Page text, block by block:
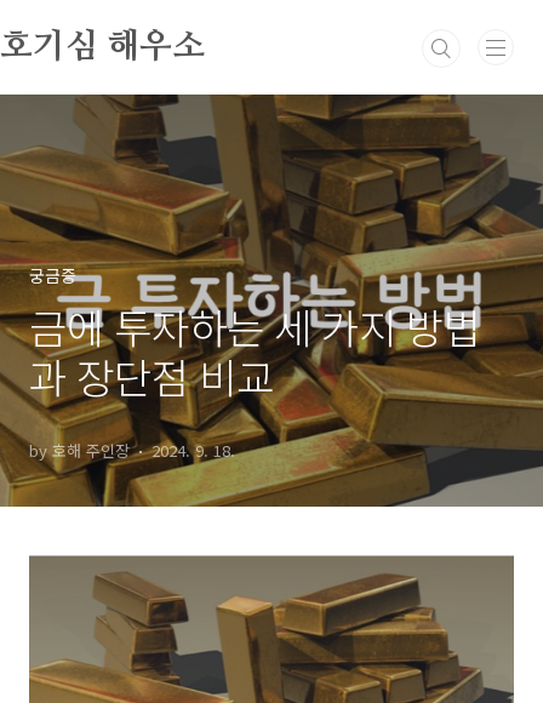
호기심 해우소
궁금증
금에 투자하는 세 가지 방법
과 장단점 비교
by 호해 주인장 2024. 9. 18.